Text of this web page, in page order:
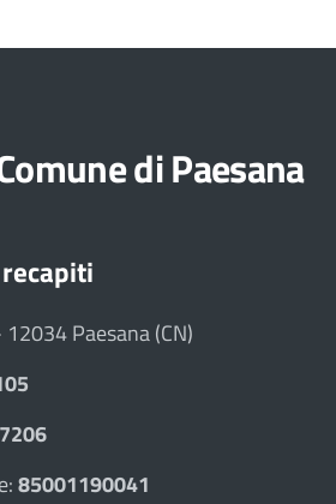
di Paesana
Paesana (CN)
85001190041